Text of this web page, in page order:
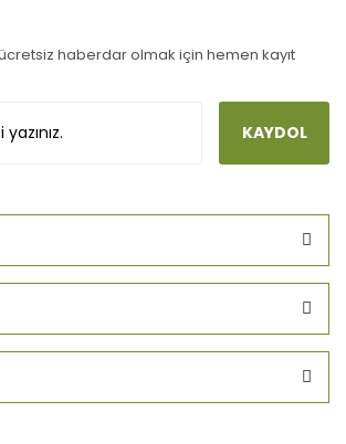
haberdar olmak için hemen kayıt
KAYDOL